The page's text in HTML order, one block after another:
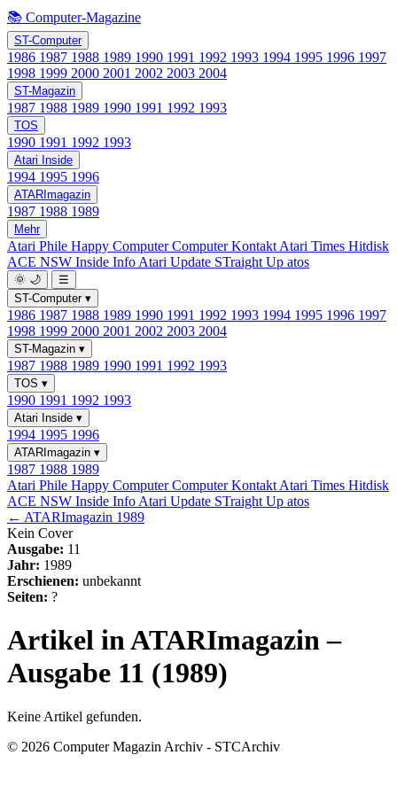
📚 Computer-Magazine
ST-Computer
1986 1987 1988 1989 1990 1991 1992 1993 1994 1995 1996 1997
1998 1999 2000 2001 2002 2003 2004
ST-Magazin
1987 1988 1989 1990 1991 1992 1993
TOS
1990 1991 1992 1993
Atari Inside
1994 1995 1996
ATARImagazin
1987 1988 1989
Mehr
Atari Phile Happy ComputerComputer Kontakt Atari Times Hitdisk
ACE NSW Inside Info Atari Update STraight Up atos
🌞 🌙
☰
ST-Computer ▾
1986 1987 1988 1989 1990 1991 1992 1993 1994 1995 1996 1997
1998 1999 2000 2001 2002 2003 2004
ST-Magazin ▾
1987 1988 1989 1990 1991 1992 1993
TOS ▾
1990 1991 1992 1993
Atari Inside ▾
1994 1995 1996
ATARImagazin ▾
1987 1988 1989
Atari Phile Happy ComputerComputer Kontakt Atari Times Hitdisk
ACE NSW Inside Info Atari Update STraight Up atos
← ATARImagazin 1989
Kein Cover
Ausgabe: 11
Jahr: 1989
Erschienen: unbekannt
Seiten: ?
Artikel in ATARImagazin –
Ausgabe 11 (1989)
Keine Artikel gefunden.
© 2026 Computer Magazin Archiv - STCArchiv